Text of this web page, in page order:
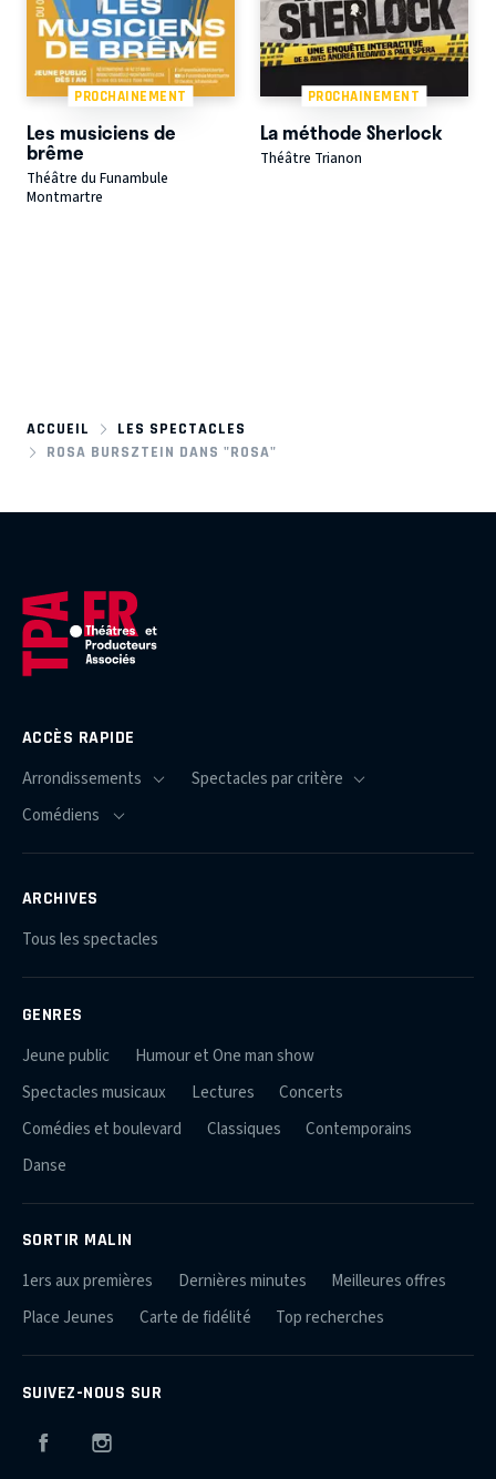
PROCHAINEMENT
Les musiciens de
brême
Théâtre du Funambule
Montmartre
PROCHAINEMENT
La méthode Sherlock
Théâtre Trianon
ACCUEIL
LES SPECTACLES
ROSA BURSZTEIN DANS "ROSA"
ACCÈS RAPIDE
ARCHIVES
Tous les spectacles
GENRES
Jeune public
Humour et One man show
Spectacles musicaux
Lectures
Concerts
Comédies et boulevard
Classiques
Contemporains
Danse
SORTIR MALIN
1ers aux premières Dernières minutes
Meilleures offres
Place Jeunes
Carte de fidélité Top recherches
SUIVEZ-NOUS SUR
Facebook